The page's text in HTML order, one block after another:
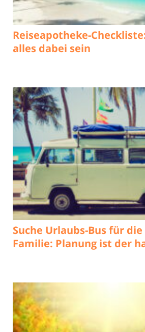
Reiseapotheke-
alles dabei sein
Suche Urlaubs-Bus für die
Familie: Planung ist der